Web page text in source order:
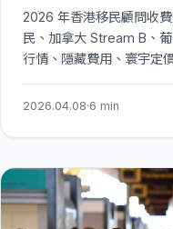
2026 年香港移民顧問收
民、加拿大 Stream B、
行情、隱藏費用、寰宇定
2026.04.08·6 min